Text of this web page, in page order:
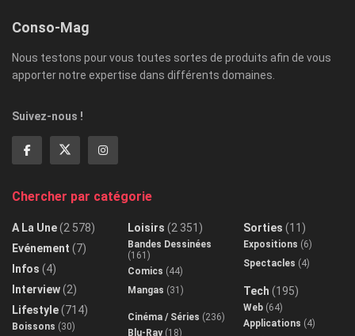
Conso-Mag
Nous testons pour vous toutes sortes de produits afin de vous
apporter notre expertise dans différents domaines.
Suivez-nous !
Chercher par catégorie
A La Une(2 578)
Evénement (7)
Infos (4)
Interview(2)
Lifestyle(714)
Boissons (30)
Loisirs (2 351)
Bandes Dessinées
(161)
Comics (44)
Mangas (31)
Cinéma / Séries (236)
Blu-Ray(18)
Sorties (11)
Expositions (6)
Spectacles (4)
Tech (195)
Web (64)
Applications (4)